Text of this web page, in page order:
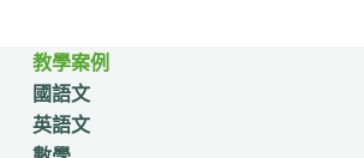
教學案例
國語文
英語文